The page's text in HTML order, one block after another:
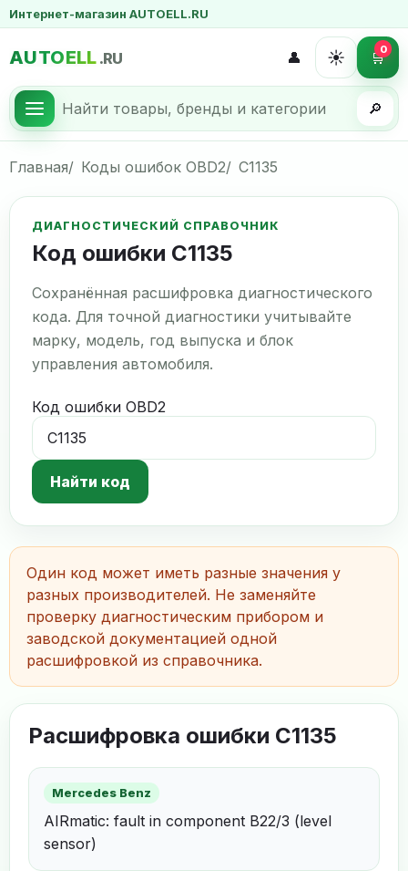
Интернет-магазин AUTOELL.RU
AUTOELL .RU
🔎
👤 ☀️ 🛒0
Главная Коды ошибок OBD2 C1135
ДИАГНОСТИЧЕСКИЙ СПРАВОЧНИК
Код ошибки C1135
Сохранённая расшифровка диагностического
кода. Для точной диагностики учитывайте
марку, модель, год выпуска и блок
управления автомобиля.
Код ошибки OBD2
Найти код
Один код может иметь разные значения у
разных производителей. Не заменяйте
проверку диагностическим прибором и
заводской документацией одной
расшифровкой из справочника.
Расшифровка ошибки C1135
Mercedes Benz
AIRmatic: fault in component B22/3 (level
sensor)